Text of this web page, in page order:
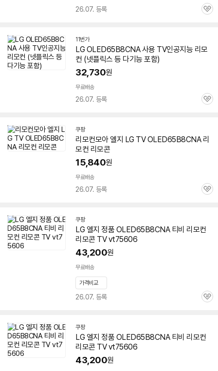
26.07. 등록
관
11번가
LG OLED65B8CNA 사용 TV인공지능 리모
컨 (넷플릭스 등 다기능 포함)
32,730원
무료배송
26.07. 등록
관
쿠팡
리모컨모아 엘지 LG TV OLED65B8CNA 리
모컨 리모콘
15,840원
무료배송
26.07. 등록
관
쿠팡
LG 엘지 정품 OLED65B8CNA 티비 리모컨
리모콘 TV vt75606
43,200원
무료배송
가격비교
26.07. 등록
관
쿠팡
LG 엘지 정품 OLED65B8CNA 티비 리모컨
리모콘 TV vt75606
43,200원